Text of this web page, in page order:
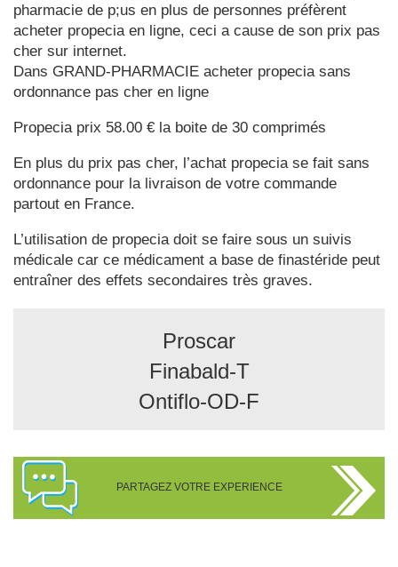
pharmacie de p;us en plus de personnes préfèrent
acheter propecia en ligne, ceci a cause de son prix pas
cher sur internet.
Dans GRAND-PHARMACIE acheter propecia sans
ordonnance pas cher en ligne
Propecia prix 58.00 € la boite de 30 comprimés
En plus du prix pas cher, l’achat propecia se fait sans
ordonnance pour la livraison de votre commande
partout en France.
L’utilisation de propecia doit se faire sous un suivis
médicale car ce médicament a base de finastéride peut
entraîner des effets secondaires très graves.
Proscar
Finabald-T
Ontiflo-OD-F
PARTAGEZ VOTRE EXPERIENCE